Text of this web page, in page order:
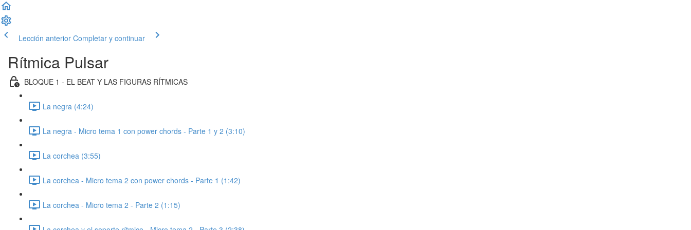
Lección anterior Completar y continuar
Rítmica Pulsar
BLOQUE 1 - EL BEAT Y LAS FIGURAS RÍTMICAS
La negra (4:24)
La negra - Micro tema 1 con power chords - Parte 1 y 2 (3:10)
La corchea (3:55)
La corchea - Micro tema 2 con power chords - Parte 1 (1:42)
La corchea - Micro tema 2 - Parte 2 (1:15)